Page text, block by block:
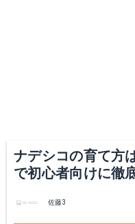
ナデシコの育て方
で初心者向けに徹
佐藤3